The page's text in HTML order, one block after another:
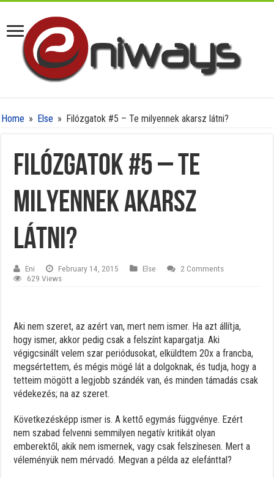
Home » Else » Filózgatok #5 – Te milyennek akarsz látni?
Filózgatok #5 – Te
milyennek akarsz
látni?
Eni February 14, 2015 Else
2 Comments
629 Views
Aki nem szeret, az azért van, mert nem ismer. Ha azt állítja,
hogy ismer, akkor pedig csak a felszínt kapargatja. Aki
végigcsinált velem szar periódusokat, elküldtem 20x a francba,
megsértettem, és mégis mögé lát a dolgoknak, és tudja, hogy a
tetteim mögött a legjobb szándék van, és minden támadás csak
védekezés; na az szeret.
Következésképp ismer is. A kettő egymás függvénye. Ezért
nem szabad felvenni semmilyen negatív kritikát olyan
emberektől, akik nem ismernek, vagy csak felszínesen. Mert a
véleményük nem mérvadó. Megvan a példa az elefánttal?